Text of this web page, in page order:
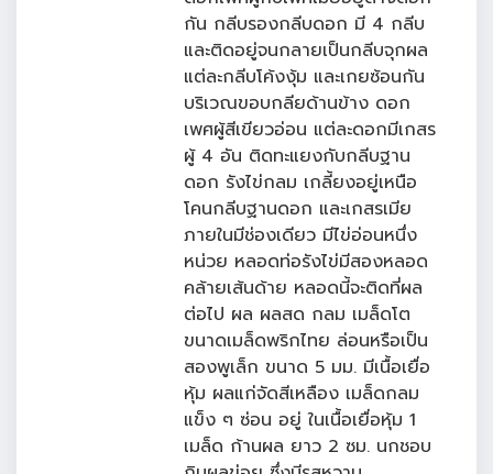
กัน กลีบรองกลีบดอก มี 4 กลีบ
และติดอยู่จนกลายเป็นกลีบจุกผล
แต่ละกลีบโค้งงุ้ม และเกยซ้อนกัน
บริเวณขอบกลียด้านข้าง ดอก
เพศผู้สีเขียวอ่อน แต่ละดอกมีเกสร
ผู้ 4 อัน ติดทะแยงกับกลีบฐาน
ดอก รังไข่กลม เกลี้ยงอยู่เหนือ
โคนกลีบฐานดอก และเกสรเมีย
ภายในมีช่องเดียว มีไข่อ่อนหนึ่ง
หน่วย หลอดท่อรังไข่มีสองหลอด
คล้ายเส้นด้าย หลอดนี้จะติดที่ผล
ต่อไป ผล ผลสด กลม เมล็ดโต
ขนาดเมล็ดพริกไทย ล่อนหรือเป็น
สองพูเล็ก ขนาด 5 มม. มีเนื้อเยื่อ
หุ้ม ผลแก่จัดสีเหลือง เมล็ดกลม
แข็ง ๆ ซ่อน อยู่ ในเนื้อเยื่อหุ้ม 1
เมล็ด ก้านผล ยาว 2 ซม. นกชอบ